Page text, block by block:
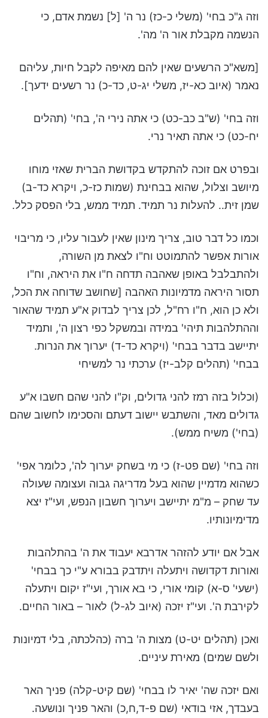
וזה ג"כ בחי' (משלי כ-כז) נר ה' [ל] נשמת אדם, כי
הנשמה מקבלת אור ה' מה'.
[משא"כ הרשעים שאין להם מאיפה לקבל חיות, עליהם
נאמר (איוב כא-יז, משלי יג-ט, כד-כ) נר רשעים ידעך].
וזה בחי' (ש"ב כב-כט) כי אתה נירי ה', בחי' (תהלים
יח-כט) כי אתה תאיר נרי.
ובפרט אם זוכה להתקדש בקדושת הברית שאזי מוחו
מיושב וצלול, שהוא בבחינת (שמות כז-כ, ויקרא כד-ב)
שמן זית.. להעלות נר תמיד. תמיד ממש, בלי הפסק כלל.
וכמו כל דבר טוב, צריך מינון שאין לעבור עליו, כי מריבוי
אורות אפשר להתמוטט וח"ו לצאת מן השורה,
ולהתבלבל באופן שאהבה תדחה ח"ו את היראה, וח"ו
תסור היראה מדמיונות האהבה [שחושב שדוחה את הכל,
ולא כן הוא, ח"ו רח"ל, לכן צריך לבדוק א"ע תמיד שהאור
וההתלהבות תיהי' במידה ובמשקל כפי רצון ה', ותמיד
יתיישב בדבר בבחי' (ויקרא כד-ד) יערוך את הנרות.
בבחי' (תהלים קלב-יז) ערכתי נר למשיחי
(וכלול בזה רמז להני גדולים, וק"ו להני שהם חשבו א"ע
גדולים מאד, והשתבש יישוב דעתם והסכימו לחשוב שהם
(בחי') משיח ממש).
וזה בחי' (שם פט-ז) כי מי בשחק יערוך לה', כלומר אפי'
כשהוא מדמיין שהוא בעל מדריגה גבוה ועצומה שעולה
עד שחק – מ"מ יתיישב ויערוך חשבון הנפש, ועי"ז יצא
מדימיונותיו.
אבל אם יודע להזהר אדרבא יעבוד את ה' בהתלהבות
ואורות דקדושה ויתעלה ויתדבק בבורא ע"י כך בבחי'
(ישעי' ס-א) קומי אורי, כי בא אורך, ועי"ז יקום ויתעלה
לקירבת ה'. ועי"ז יזכה (איוב לג-ל) לאור – באור החיים.
ואכן (תהלים יט-ט) מצות ה' ברה (כהלכתה, בלי דמיונות
ולשם שמים) מאירת עיניים.
ואם יזכה שה' יאיר לו בבחי' (שם קיט-קלה) פניך האר
בעבדך, אזי בודאי (שם פ-ד,ח,כ) והאר פניך ונושעה.